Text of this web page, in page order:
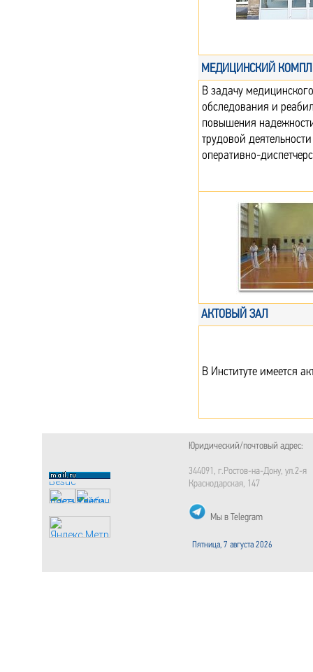
МЕДИЦИНСКИЙ
В задачу
обследования и
повышения
трудовой
оперативно-
АКТОВЫЙ ЗАЛ
В Институте имеется
Юридический/почтовый адрес:
344091, г.Ростов-на-Дону, ул.2-я
Краснодарская, 147
Мы в Telegram
Пятница, 7 августа 2026